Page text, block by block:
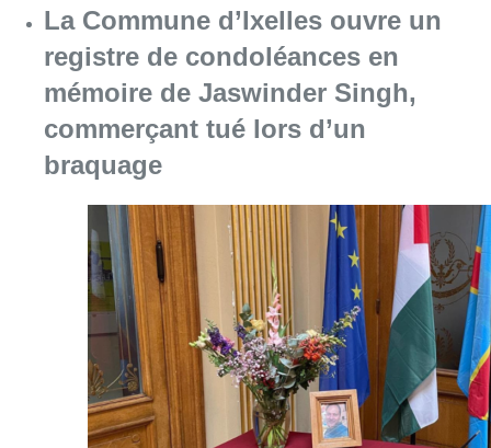
La Commune d’Ixelles ouvre un
registre de condoléances en
mémoire de Jaswinder Singh,
commerçant tué lors d’un
braquage